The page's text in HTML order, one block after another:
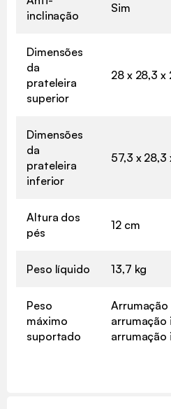
inclinação
Sim
Dimensões
da
prateleira
superior
28 x 28,3 x
Dimensões
da
prateleira
inferior
57,3 x 28,3
Altura dos
pés
12 cm
Peso líquido 13,7 kg
Peso
máximo
suportado
Arrumação
arrumação
arrumação